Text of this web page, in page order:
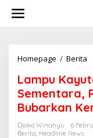
Homepage / Berita
m
p
u
K
a
Lampu
Sementara,
Bubarkan
Djoko Winahyu
6
Berita, Headline News